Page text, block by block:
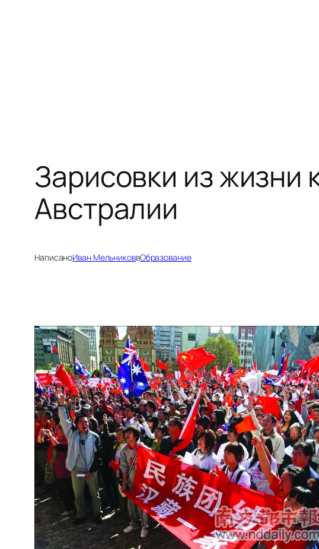
Зарисовки из жизни
Австралии
НаписаноИван МельниковвОбразование